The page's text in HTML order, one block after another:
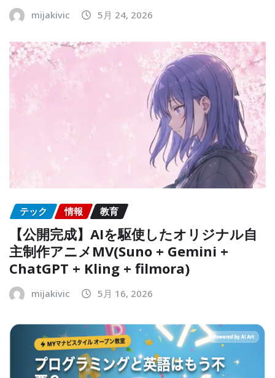
mijakivic 5月 24, 2026
テック 情報 教育
【公開完成】AIを駆使したオリジナル自
主制作アニメMV(Suno + Gemini +
ChatGPT + Kling + filmora)
mijakivic 5月 16, 2026